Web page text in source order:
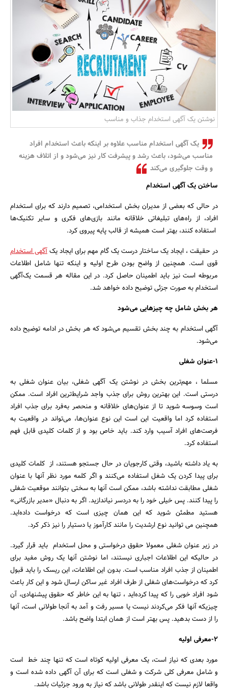
بانک، بیمه و سرمایه
مسکن و ساختمان
جستجو
نوشتن یک آگهی استخدام جذاب و مناسب
یک آگهی استخدام مناسب علاوه بر اینکه باعث استخدام افراد
مناسب می‌شود، باعث رشد و پیشرفت کار نیز می‌شود و از اتلاف هزینه
و وقت جلوگیری می‌کند
ساختن یک آگهی استخدام
در حالی که بعضی از مدیران بخش استخدامی، تصمیم دارند که برای استخدام
افراد، از راه‌های تبلیغاتی خلاقانه مانند بازی‌های فکری و سایر تکنیک‌ها
استفاده کنند، بهتر است همیشه از قالب پایه پیروی کرد.
در حقیقت ، ایجاد یک ساختار درست یک گام مهم برای ایجاد یکآگهی استخدام
قوی است. همچنین از واضح بودن طرح اولیه و اینکه تنها شامل اطلاعات
مربوطه است نیز باید اطمینان حاصل کرد. در این مقاله هر قسمت یک‌آگهی
استخدام به صورت جزئی توضیح داده خواهد شد.
هر بخش شامل چه چیزهایی می‌شود
آگهی استخدام به چند بخش تقسیم می‌شود که هر بخش در ادامه توضیح داده
می‌شود.
1-عنوان شغلی
مسلما ، مهم‌ترین بخش در نوشتن یک آگهی شغلی، بیان عنوان شغلی به
درستی است. این بهترین روش برای جذب واجد شرایط‌ترین افراد است. ممکن
است وسوسه شوید تا از عنوان‌های خلاقانه و منحصر به‌فرد برای جذب افراد
استفاده کرد اما واقعیت این است این نوع عنوان‌ها، می‌تواند در واقعیت به
فرصت‌های افراد آسیب وارد کند. باید خاص بود و از کلمات کلیدی قابل فهم
استفاده کرد.
به یاد داشته باشید، وقتی کارجویان در حال جستجو هستند، از کلمات کلیدی
برای پیدا کردن یک شغل استفاده می‌کنند و اگر کلمه مورد نظر آنها با عنوان
شغلی مطابقت نداشته باشد، ممکن است آنها به سختی بتوانند موقعیت شغلی
را پیدا کنند. پس خیلی خود را به دردسر نیاندازید. اگر به دنبال «مدیر بازرگانی»
هستید مطمئن شوید که این همان چیزی است که درخواست داده‌اید.
همچنین می توانید نوع ارشدیت را مانند کارآموز یا دستیار را نیز ذکر کرد.
در زیر عنوان شغلی معمولا حقوق درخواستی و محل استخدام باید قرار گیرد.
در حالیکه این اطلاعات اجباری نیستند، اما نوشتن آنها یک روش مفید برای
اطمینان از جذب افراد مناسب است. بدون این اطلاعات، این ریسک را باید قبول
کرد که درخواست‌های شغلی از طرف افراد غیر ساکن ارسال شود و این کار باعث
شود افراد خوبی را که پیدا کرده‌اید ، تنها به این خاطر که حقوق پیشنهادی، آن
چیزیکه آنها فکر می‌کردند نیست یا مسیر رفت و آمد به آنجا طولانی است، آنها
را از دست بدهید. پس بهتر است از همان ابتدا واضح باشد.
2-معرفی اولیه
مورد بعدی که نیاز است، یک معرفی اولیه کوتاه است که تنها چند خط است
و شامل معرفی کلی شرکت و شغلی است که برای آن آگهی داده شده است و
واقعا لازم نیست که اینقدر طولانی باشد که نیاز به ورود جزئیات باشد.